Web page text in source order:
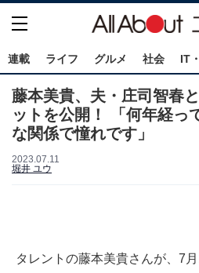
連載 ライフ グルメ 社会 IT
藤本美貴、夫・庄司智春
ットを公開！ 「何年経っ
な関係で憧れです」
2023.07.11
堀井 ユウ
タレントの藤本美貴さんが、7